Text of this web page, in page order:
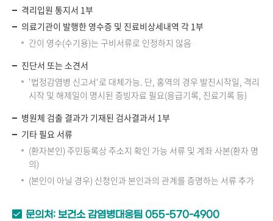
격리입원 통지서 1부
의료기관이 발행한 영수증 및 진료비상세내역 각 1부
간이 영수(수기용)는 구비서류로 인정하지 않음
진단서 또는 소견서
'법정감염병 신고서'로 대체가능. 단, 홍역의 경우 발진시작일, 격리
시작 및 해제일이 명시된 증빙자료 필요(응급기록, 진료기록 등)
병원체 검출 결과가 기재된 검사결과서 1부
기타 필요 서류
(환자본인) 주민등록상 주소지 확인 가능 서류 및 계좌 사본(환자 명
의)
(본인이 아닐 경우) 신청인과 본인과의 관계를 증명하는 서류 추가
문의처: 보건소 감염병대응팀 055-570-4900